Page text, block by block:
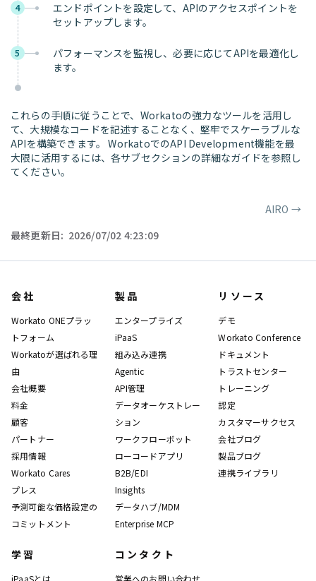
4
エンドポイントを設定して、APIのアクセスポイントを
セットアップします。
5
パフォーマンスを監視し、必要に応じてAPIを最適化し
ます。
これらの手順に従うことで、Workatoの強力なツールを活用し
て、大規模なコードを記述することなく、堅牢でスケーラブルな
APIを構築できます。 WorkatoでのAPI Development機能を最
大限に活用するには、各サブセクションの詳細なガイドを参照し
てください。
AIRO →
最終更新日: 2026/07/02 4:23:09
会社
Workato ONEプラッ
トフォーム
Workatoが選ばれる理
由
会社概要
料金
顧客
パートナー
採用情報
Workato Cares
プレス
予測可能な価格設定の
コミットメント
製品
エンタープライズ
iPaaS
組み込み連携
Agentic
API管理
データオーケストレー
ション
ワークフローボット
ローコードアプリ
B2B/EDI
Insights
データハブ/MDM
Enterprise MCP
リソース
デモ
Workato Conference
ドキュメント
トラストセンター
トレーニング
認定
カスタマーサクセス
会社ブログ
製品ブログ
連携ライブラリ
学習
iPaaSとは
コンタクト
営業へのお問い合わせ